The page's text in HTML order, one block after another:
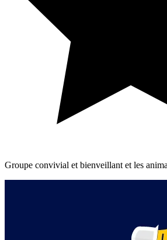
Groupe convivial et bienveillant et les